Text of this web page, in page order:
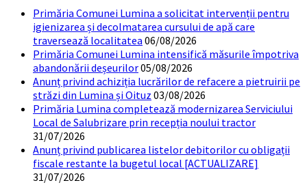
Primăria Comunei Lumina a solicitat intervenții pentru
igienizarea și decolmatarea cursului de apă care
traversează localitatea 06/08/2026
Primăria Comunei Lumina intensifică măsurile împotriva
abandonării deșeurilor05/08/2026
Anunț privind achiziția lucrărilor de refacere a pietruirii pe
străzi din Lumina și Oituz 03/08/2026
Primăria Lumina completează modernizarea Serviciului
Local de Salubrizare prin recepția noului tractor
31/07/2026
Anunț privind publicarea listelor debitorilor cu obligații
fiscale restante la bugetul local [ACTUALIZARE]
31/07/2026